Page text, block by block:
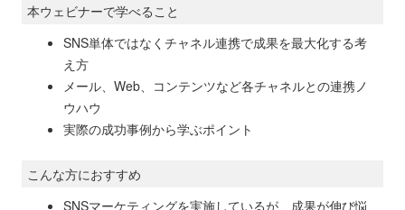
本ウェビナーで学べること
SNS単体ではなくチャネル連携で成果を最大化する考
え方
メール、Web、コンテンツなど各チャネルとの連携ノ
ウハウ
実際の成功事例から学ぶポイント
こんな方におすすめ
SNSマーケティングを実施しているが、成果が伸び悩